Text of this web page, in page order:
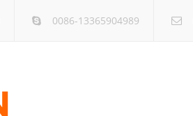
0086-13365904989